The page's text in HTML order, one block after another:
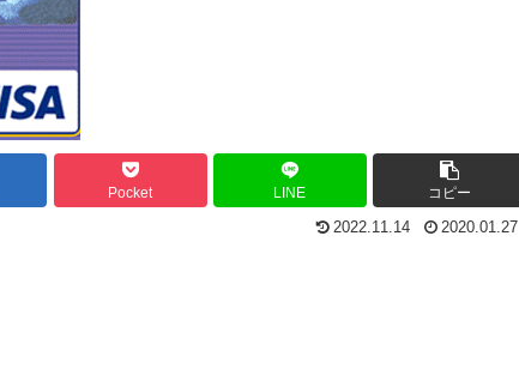
Pocket LINE コピー
2022.11.14 2020.01.27